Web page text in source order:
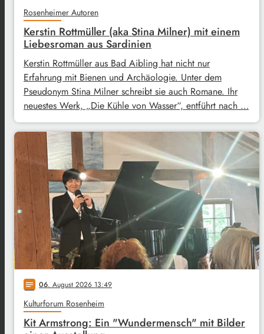
Rosenheimer Autoren
Kerstin Rottmüller (aka Stina Milner) mit einem
Liebesroman aus Sardinien
Kerstin Rottmüller aus Bad Aibling hat nicht nur
Erfahrung mit Bienen und Archäologie. Unter dem
Pseudonym Stina Milner schreibt sie auch Romane. Ihr
neuestes Werk, „Die Kühle von Wasser“, entführt nach …
notes 06. August 2026 13:49
Kulturforum Rosenheim
Kit Armstrong: Ein "Wundermensch" mit Bilder